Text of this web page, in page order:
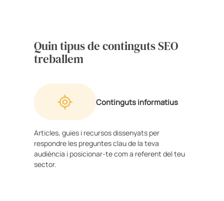
Quin tipus de continguts SEO
treballem
Continguts informatius
Articles, guies i recursos dissenyats per
respondre les preguntes clau de la teva
audiència i posicionar-te com a referent del teu
sector.